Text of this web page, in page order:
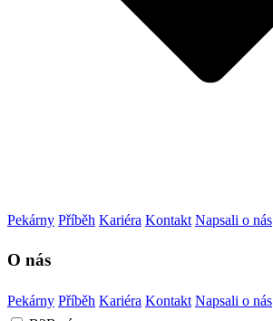
Pekárny Příběh Kariéra Kontakt Napsali o nás
O nás
Pekárny Příběh Kariéra Kontakt Napsali o nás